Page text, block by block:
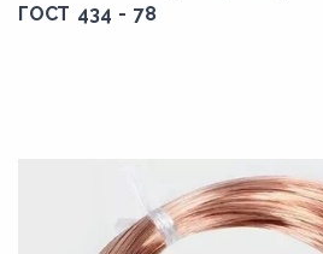
ГОСТ 434 - 78